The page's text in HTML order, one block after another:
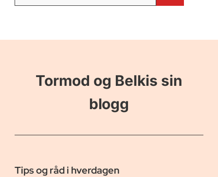
Tormod og Belkis sin
blogg
Tips og råd i hverdagen